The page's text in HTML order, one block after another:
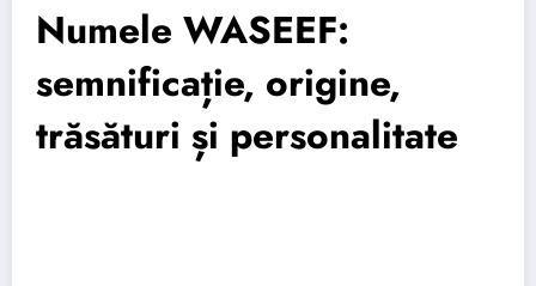
Numele WASEEF:
semnificație, origine,
trăsături și personalitate